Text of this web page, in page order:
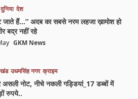
दुनिया देश
जाते हैं…” अदब का सबसे नरम लहजा ख़ामोश हो
बद्र नहीं रहे
GKM News
उधमसिंह नगर क्राइम
नोट, नीचे नकली गड्डियां_17 डब्बों में
रुपये..